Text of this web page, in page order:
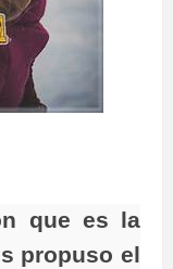
que es la
propuso el